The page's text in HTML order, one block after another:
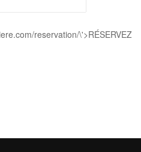
reservation/\'>RÉSERVEZ